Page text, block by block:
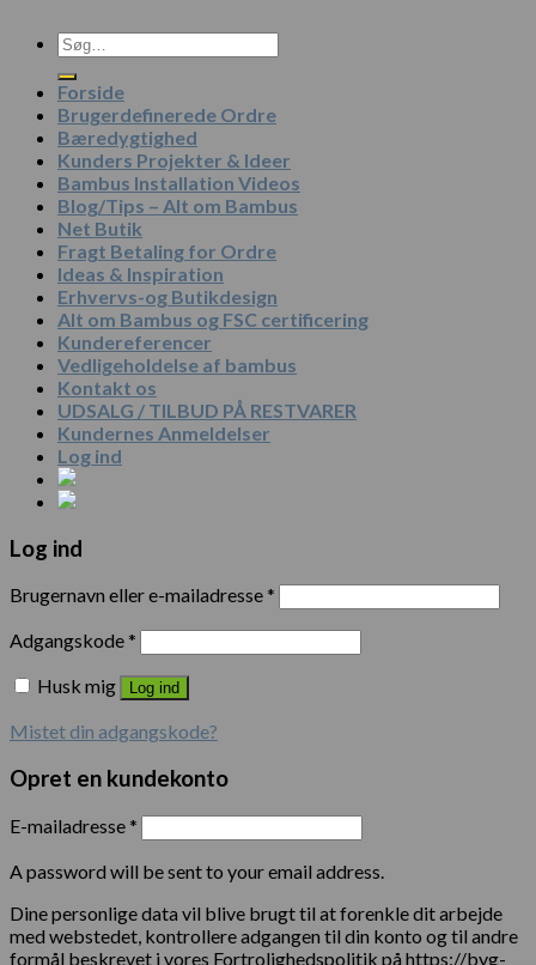
Søg
efter:
Forside
Brugerdefinerede Ordre
Bæredygtighed
Kunders Projekter & Ideer
Bambus Installation Videos
Blog/Tips – Alt om Bambus
Net Butik
Fragt Betaling for Ordre
Ideas & Inspiration
Erhvervs-og Butikdesign
Alt om Bambus og FSC certificering
Kundereferencer
Vedligeholdelse af bambus
Kontakt os
UDSALG / TILBUD PÅ RESTVARER
Kundernes Anmeldelser
Log ind
Log ind
Brugernavn eller e-mailadresse*
Adgangskode*
Husk mig
Log ind
Mistet din adgangskode?
Opret en kundekonto
E-mailadresse*
A password will be sent to your email address.
Dine personlige data vil blive brugt til at forenkle dit arbejde
med webstedet, kontrollere adgangen til din konto og til andre
formål beskrevet i vores Fortrolighedspolitik på https://byg-